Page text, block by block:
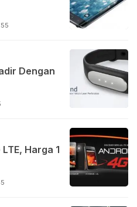
Dengan
Harga 1